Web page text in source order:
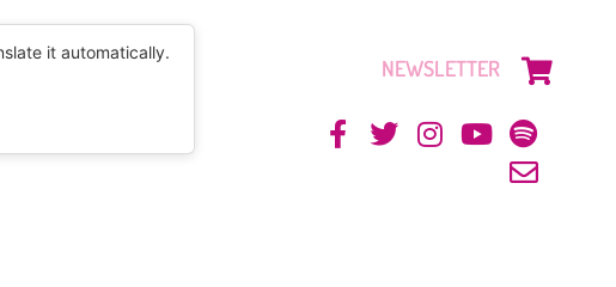
it automatically.
NEWSLETTER